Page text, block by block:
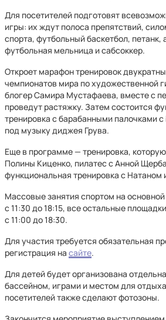
Для посетителей подготовят
игры: их ждут полоса препятствий,
спорта, футбольный баскетбол, петанк,
футбольная мельница и сабсоккер.
Откроет марафон тренировок
чемпионатов мира по художественной
блогер Самира Мустафаева, вместе с
проведут растяжку. Затем состоится
тренировка с барабанными палочками
под музыку диджея Грува.
Еще в программе — тренировка,
Полины Киценко, пилатес с Анной
функциональная тренировка с Натаном
Массовые занятия спортом на
с 11:30 до 18:15, все остальные
с 11:00 до 18:30.
Для участия требуется обязательная
регистрация на сайте.
Для детей будет организована
бассейном, играми и местом для
посетителей также сделают фотозоны.